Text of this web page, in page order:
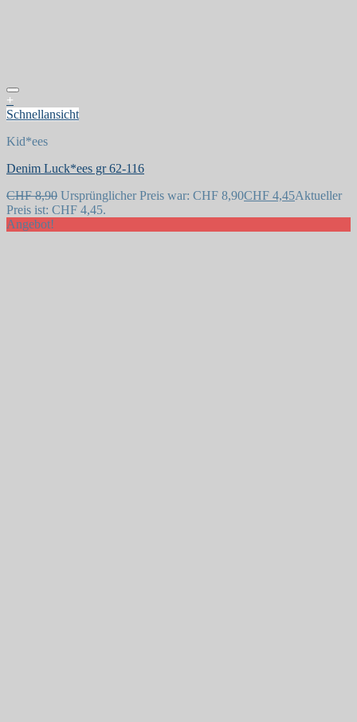
Auf die Wunschliste
+
Schnellansicht
Kid*ees
Denim Luck*ees gr 62-116
CHF8,90 Ursprünglicher Preis war: CHF 8,90CHF 4,45Aktueller
Preis ist: CHF 4,45.
Angebot!